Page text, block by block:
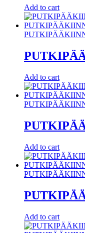
Add to cart
Add to cart
Add to cart
Add to cart